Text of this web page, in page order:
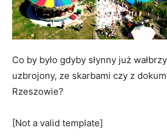
Co by było gdyby słynny już
uzbrojony, ze skarbami czy z
Rzeszowie?
[Not a valid template]